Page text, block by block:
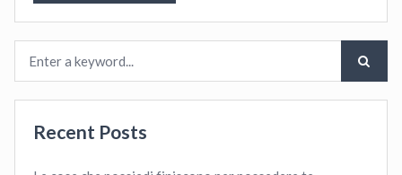
Recent Posts